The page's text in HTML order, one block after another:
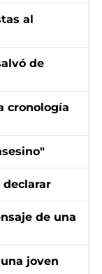
al
de
cronología
declarar
de una
joven